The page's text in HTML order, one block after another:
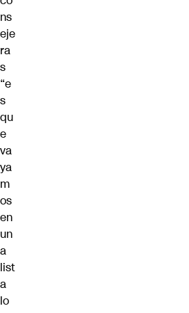
ns
eje
ra
s
“e
s
qu
e
va
ya
m
os
en
un
a
list
a
lo